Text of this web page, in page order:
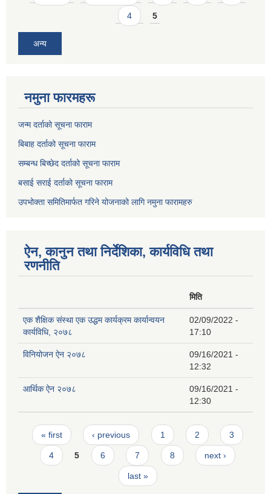
4 5
अन्य
नमुना फारमहरू
जन्म दर्ताको सूचना फाराम
बिबाह दर्ताको सूचना फाराम
सम्बन्ध बिच्छेद दर्ताको सूचना फाराम
बसाई सराई दर्ताको सूचना फाराम
उपभोक्ता समितिमार्फत गरिने योजनाको लागि नमुना फारामहरु
ऐन, कानुन तथा निर्देशिका, कार्यविधि तथा
रणनीति
मिति
एक शैक्षिक संस्था एक उद्धम कार्यक्रम कार्यान्वयन
कार्यविधि, २०७८
02/09/2022 -
17:10
विनियोजन ऐन २०७८
09/16/2021 -
12:32
आर्थिक ऐन २०७८
09/16/2021 -
12:30
Pages
« first ‹ previous 1 2 3
4 5 6 7 8 next ›
last »